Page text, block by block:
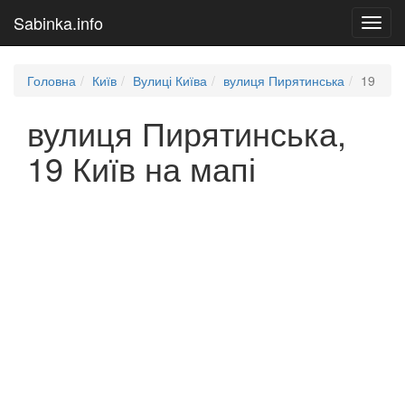
Sabinka.info
Головна Київ Вулиці Київа вулиця Пирятинська 19
вулиця Пирятинська,
19 Київ на мапі